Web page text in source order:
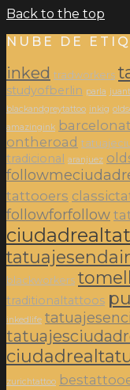
Back to the top
NUBE DE
inked tradworkers
studyofberlin parla
blackandgreytattoo inkig
amazingink
ontheroad
tradicional aranjuez
tattooers
followforfollow
blackworkers
traditionaltattoos
inkedlife
zurichtattoo